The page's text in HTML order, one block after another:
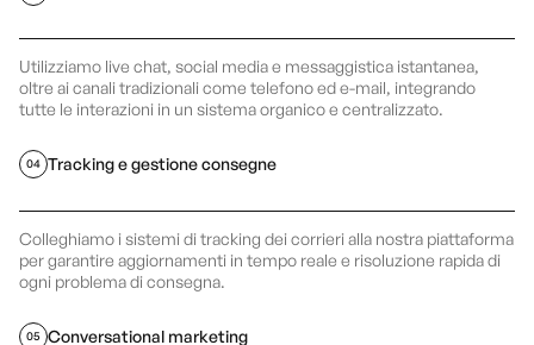
Utilizziamo live chat, social media e messaggistica istantanea,
oltre ai canali tradizionali come telefono ed e-mail, integrando
tutte le interazioni in un sistema organico e centralizzato.
04 Tracking e gestione consegne
Colleghiamo i sistemi di tracking dei corrieri alla nostra piattaforma
per garantire aggiornamenti in tempo reale e risoluzione rapida di
ogni problema di consegna.
05 Conversational marketing